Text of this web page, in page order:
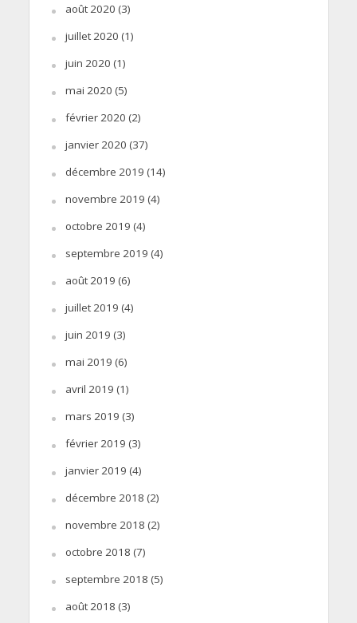
août 2020 (3)
juillet 2020 (1)
juin 2020 (1)
mai 2020 (5)
février 2020 (2)
janvier 2020 (37)
décembre 2019 (14)
novembre 2019 (4)
octobre 2019 (4)
septembre 2019 (4)
août 2019 (6)
juillet 2019 (4)
juin 2019 (3)
mai 2019 (6)
avril 2019 (1)
mars 2019 (3)
février 2019 (3)
janvier 2019 (4)
décembre 2018 (2)
novembre 2018 (2)
octobre 2018 (7)
septembre 2018 (5)
août 2018 (3)